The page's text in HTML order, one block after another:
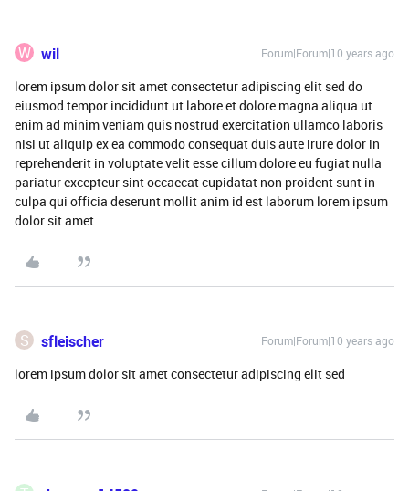
W wil Forum|Forum|10 years ago
lorem ipsum dolor sit amet consectetur adipiscing elit sed do
eiusmod tempor incididunt ut labore et dolore magna aliqua ut
enim ad minim veniam quis nostrud exercitation ullamco laboris
nisi ut aliquip ex ea commodo consequat duis aute irure dolor in
reprehenderit in voluptate velit esse cillum dolore eu fugiat nulla
pariatur excepteur sint occaecat cupidatat non proident sunt in
culpa qui officia deserunt mollit anim id est laborum lorem ipsum
dolor sit amet
S sfleischer Forum|Forum|10 years ago
lorem ipsum dolor sit amet consectetur adipiscing elit sed